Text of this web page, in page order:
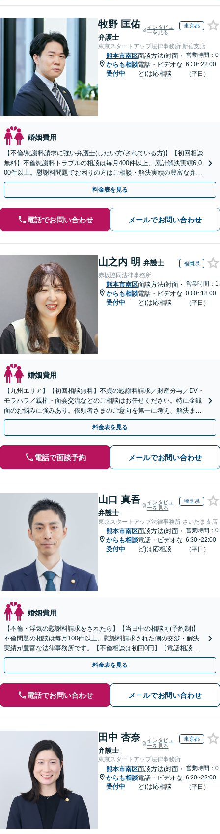
牧野 匡佑
弁護士
インタビュ
ーを見る
東京都
東京スタートアップ法律事務所 新宿支店
熊本市南区
からも相談
受付中
面談方法(対面・
電話・ビデオな
ど)は応相談
営業時間：0
6:30~22:00
（平日）
婚姻費用
【不倫/慰謝料請求に強い弁護士(したい方/されている方)】【初回相談
無料】不倫慰謝料トラブルの相談は毎月400件以上、累計解決実績6,0
00件以上。慰謝料問題でお困りの方はご相談・解決実績の豊富な弁護
士による無料相談をご利用ください。
料金表を見る
電話でお問い合わせ メールでお問い合わせ
山之内 明 弁護士 福岡県
赤坂協同法律事務所
熊本市南区
からも相談
受付中
面談方法(対面・
電話・ビデオな
ど)は応相談
営業時間：1
0:00~18:00
（平日）
婚姻費用
【九州エリア】【初回相談無料】不貞の慰謝料請求／財産分与／DV・
モラハラ／親権・面会交流などのご相談はお任せください。特に金銭
面のお悩みに強みあり。依頼者さまのご意向を第一に考え、解決まで
サポート【子連れ相談】【休日相談可】
料金表を見る
電話で面談予約 メールでお問い合わせ
山口 真吾
弁護士
インタビュ
ーを見る
埼玉県
東京スタートアップ法律事務所 さいたま支店
熊本市南区
からも相談
受付中
面談方法(対面・
電話・ビデオな
ど)は応相談
営業時間：0
6:30~22:00
（平日）
婚姻費用
【不倫・浮気の慰謝料請求をされたら】【当日中の相談可(予約制)】
不倫問題の相談は毎月100件以上、慰謝料請求された側の交渉・解決
実績が豊富な法律事務所です。【不倫相談は初回0円】【電話相談で
ご契約まで対応可/来所不要】
料金表を見る
電話でお問い合わせ メールでお問い合わせ
田中 杏奈
弁護士
インタビュ
ーを見る
東京都
東京スタートアップ法律事務所
熊本市南区
からも相談
受付中
面談方法(対面・
電話・ビデオな
ど)は応相談
営業時間：0
6:30~22:00
（平日）